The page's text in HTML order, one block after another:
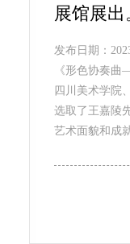
展馆展出
发布日期：
《形色协奏
四川美术学院
选取了王嘉陵
艺术面貌和成